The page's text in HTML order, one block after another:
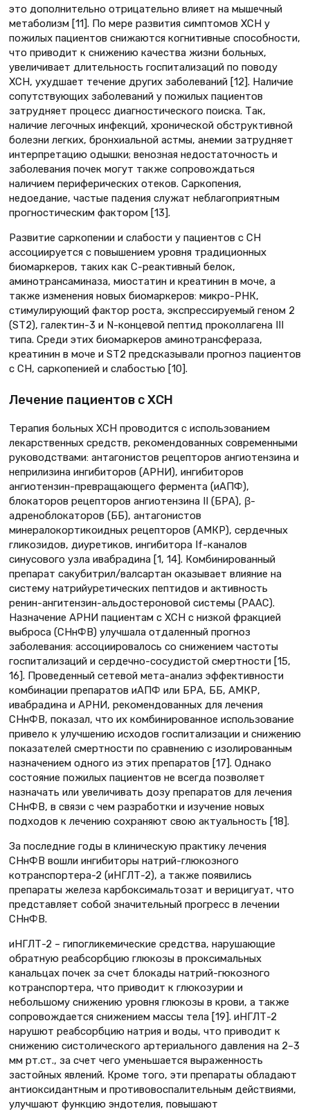
это дополнительно отрицательно влияет на мышечный
метаболизм [11]. По мере развития симптомов ХСН у
пожилых пациентов снижаются когнитивные способности,
что приводит к снижению качества жизни больных,
увеличивает длительность госпитализаций по поводу
ХСН, ухудшает течение других заболеваний [12]. Наличие
сопутствующих заболеваний у пожилых пациентов
затрудняет процесс диагностического поиска. Так,
наличие легочных инфекций, хронической обструктивной
болезни легких, бронхиальной астмы, анемии затрудняет
интерпретацию одышки; венозная недостаточность и
заболевания почек могут также сопровождаться
наличием периферических отеков. Саркопения,
недоедание, частые падения служат неблагоприятным
прогностическим фактором [13].
Развитие саркопении и слабости у пациентов с СН
ассоциируется с повышением уровня традиционных
биомаркеров, таких как С-реактивный белок,
аминотрансаминаза, миостатин и креатинин в моче, а
также изменения новых биомаркеров: микро-РНК,
стимулирующий фактор роста, экспрессируемый геном 2
(ST2), галектин-3 и N-концевой пептид проколлагена III
типа. Среди этих биомаркеров аминотрансфераза,
креатинин в моче и ST2 предсказывали прогноз пациентов
с СН, саркопенией и слабостью [10].
Лечение пациентов с ХСН
Терапия больных ХСН проводится с использованием
лекарственных средств, рекомендованных современными
руководствами: антагонистов рецепторов ангиотензина и
неприлизина ингибиторов (АРНИ), ингибиторов
ангиотензин-превращающего фермента (иАПФ),
блокаторов рецепторов ангиотензина II (БРА), β-
адреноблокаторов (ББ), антагонистов
минералокортикоидных рецепторов (АМКР), сердечных
гликозидов, диуретиков, ингибитора If-каналов
синусового узла ивабрадина [1, 14]. Комбинированный
препарат сакубитрил/валсартан оказывает влияние на
систему натрийуретических пептидов и активность
ренин-ангитензин-альдостероновой системы (РААС).
Назначение АРНИ пациентам с ХСН с низкой фракцией
выброса (СНнФВ) улучшала отдаленный прогноз
заболевания: ассоциировалось со снижением частоты
госпитализаций и сердечно-сосудистой смертности [15,
16]. Проведенный сетевой мета-анализ эффективности
комбинации препаратов иАПФ или БРА, ББ, АМКР,
ивабрадина и АРНИ, рекомендованных для лечения
СНнФВ, показал, что их комбинированное использование
привело к улучшению исходов госпитализации и снижению
показателей смертности по сравнению с изолированным
назначением одного из этих препаратов [17]. Однако
состояние пожилых пациентов не всегда позволяет
назначать или увеличивать дозу препаратов для лечения
СНнФВ, в связи с чем разработки и изучение новых
подходов к лечению сохраняют свою актуальность [18].
За последние годы в клиническую практику лечения
СНнФВ вошли ингибиторы натрий-глюкозного
котранспортера-2 (иНГЛТ-2), а также появились
препараты железа карбоксимальтозат и верицигуат, что
представляет собой значительный прогресс в лечении
СНнФВ.
иНГЛТ-2 – гипогликемические средства, нарушающие
обратную реабсорбцию глюкозы в проксимальных
канальцах почек за счет блокады натрий-гюкозного
котранспортера, что приводит к глюкозурии и
небольшому снижению уровня глюкозы в крови, а также
сопровождается снижением массы тела [19]. иНГЛТ-2
нарушют реабсорбцию натрия и воды, что приводит к
снижению систолического артериального давления на 2–3
мм рт.ст., за счет чего уменьшается выраженность
застойных явлений. Кроме того, эти препараты обладают
антиоксидантным и противовоспалительным действиями,
улучшают функцию эндотелия, повышают